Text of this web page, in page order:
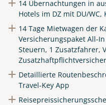
Link kopieren
14 Übernachtungen in
Hotels im DZ mit DU/WC,
14 Tage Mietwagen der
Versicherungspaket All-
Steuern, 1 Zusatzfahrer,
Detaillierte
Travel-Key App